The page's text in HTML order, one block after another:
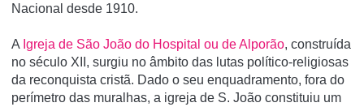
Nacional desde 1910.
A Igreja de São João do Hospital ou de Alporão, construída
no século XII, surgiu no âmbito das lutas político-religiosas
da reconquista cristã. Dado o seu enquadramento, fora do
perímetro das muralhas, a igreja de S. João constituiu um